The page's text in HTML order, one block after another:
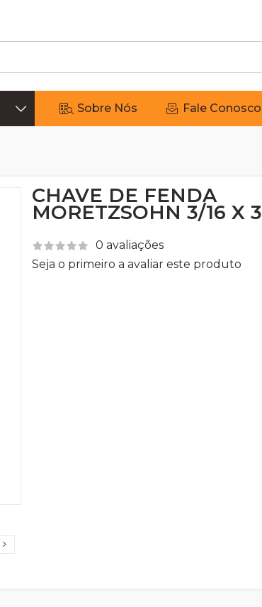
Sobre Nós Fale Conosco
CHAVE DE FENDA
MORETZSOHN 3/16 X 3
0 avaliações
Seja o primeiro a avaliar este produto